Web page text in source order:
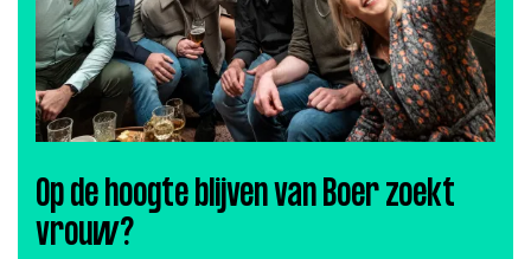
Op de hoogte blijven van Boer zoekt
vrouw?